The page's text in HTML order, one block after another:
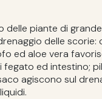
delle piante di
delle scorie:
ed aloe vera
ed intestino;
agiscono sul